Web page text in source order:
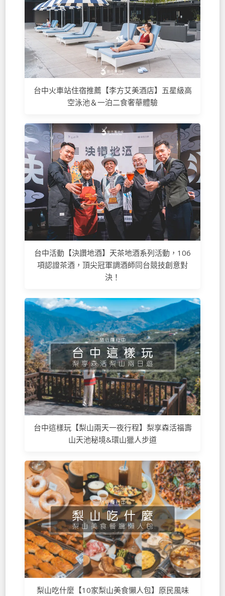
台中火車站住宿推薦【李方艾美酒店】五星級高
空泳池＆一泊二食奢華體驗
台中活動【決讚地酒】天茶地酒系列活動，106
項認證茶酒，頂尖冠軍調酒師同台競技創意對
決！
台中這樣玩【梨山兩天一夜行程】梨享森活福壽
山天池秘境&環山獵人步道
梨山吃什麼【10家梨山美食懶人包】原民風味